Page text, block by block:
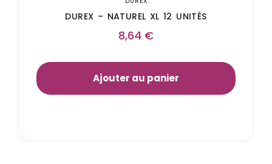
DUREX – NATUREL XL 12 UNITÉS
8,64 €
Ajouter au panier